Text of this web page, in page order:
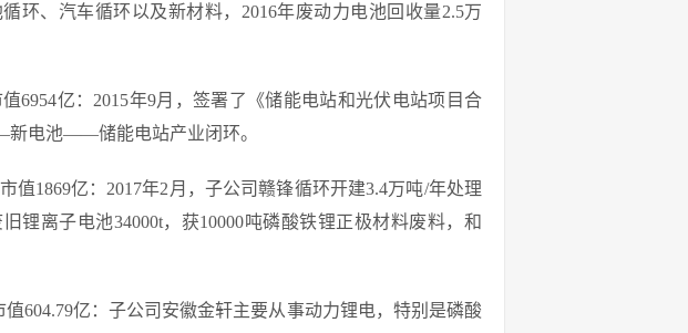
环、汽车循环以及新材料，2016年废动力电池回收量2.5万
6954亿：2015年9月，签署了《储能电站和光伏电站项目合
电池——储能电站产业闭环。
值1869亿：2017年2月，子公司赣锋循环开建3.4万吨/年处理
锂离子电池34000t，获10000吨磷酸铁锂正极材料废料，和
值604.79亿：子公司安徽金轩主要从事动力锂电，特别是磷酸